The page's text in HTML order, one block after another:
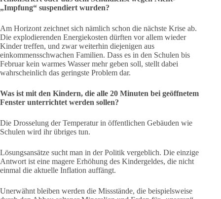
„Impfung“ suspendiert wurden?
Am Horizont zeichnet sich nämlich schon die nächste Krise ab.
Die explodierenden Energiekosten dürften vor allem wieder
Kinder treffen, und zwar weiterhin diejenigen aus
einkommensschwachen Familien. Dass es in den Schulen bis
Februar kein warmes Wasser mehr geben soll, stellt dabei
wahrscheinlich das geringste Problem dar.
Was ist mit den Kindern, die alle 20 Minuten bei geöffnetem
Fenster unterrichtet werden sollen?
Die Drosselung der Temperatur in öffentlichen Gebäuden wie
Schulen wird ihr übriges tun.
Lösungsansätze sucht man in der Politik vergeblich. Die einzige
Antwort ist eine magere Erhöhung des Kindergeldes, die nicht
einmal die aktuelle Inflation auffängt.
Unerwähnt bleiben werden die Missstände, die beispielsweise